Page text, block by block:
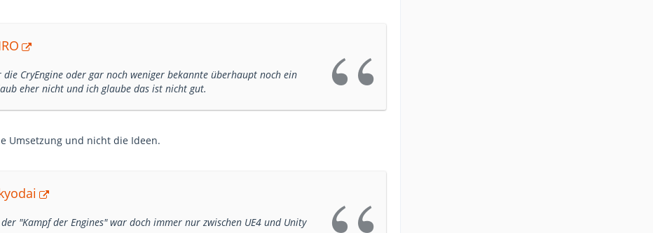
die CryEngine oder gar noch weniger bekannte überhaupt noch ein
eher nicht und ich glaube das ist nicht gut.
Umsetzung und nicht die Ideen.
"Kampf der Engines" war doch immer nur zwischen UE4 und Unity